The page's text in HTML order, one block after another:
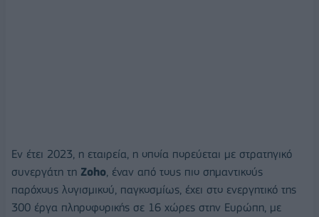
Εν έτει 2023, η εταιρεία, η οποία πορεύεται με στρατηγικό
συνεργάτη τη Zoho , έναν από τους πιο σημαντικούς
παρόχους λογισμικού, παγκοσμίως, έχει στο ενεργητικό της
300 έργα πληροφορικής σε 16 χώρες στην Ευρώπη, με